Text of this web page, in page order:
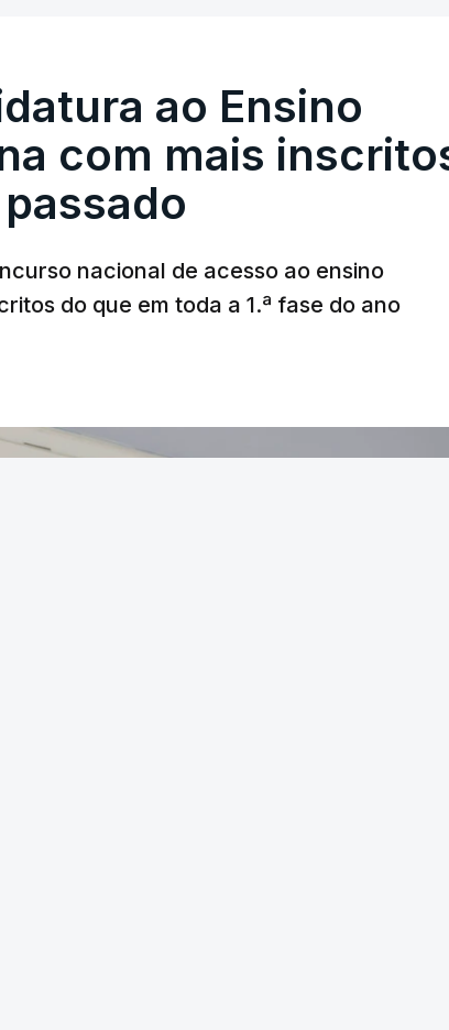
ao Ensino
com mais
nacional de acesso ao ensino
do que em toda a 1.ª fase do ano